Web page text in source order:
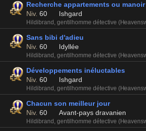
Recherche appartements ou manoir
Niv. 60 Ishgard
Hildibrand, gentilhomme détective
Sans bibi d'adieu
Niv. 60 Idyllée
Hildibrand, gentilhomme détective
Développements inéluctables
Niv. 60 Ishgard
Hildibrand, gentilhomme détective
Chacun son meilleur jour
Niv. 60 Avant-pays dravanien
Hildibrand, gentilhomme détective